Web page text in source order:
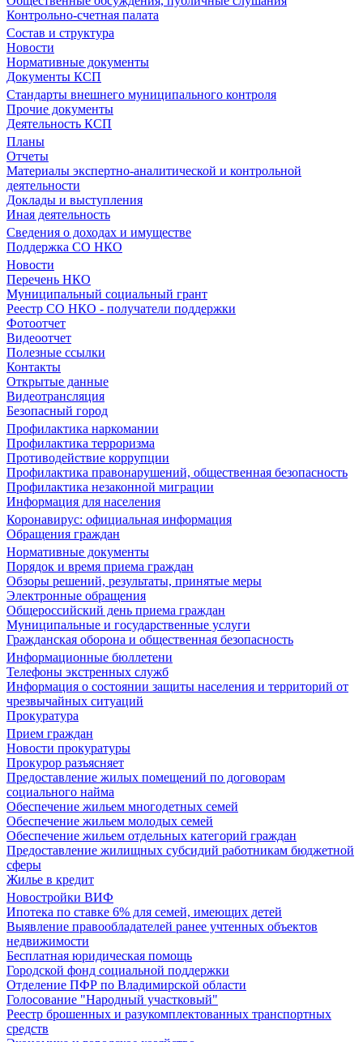
Контрольно-счетная палата
Состав и структура
Новости
Нормативные документы
Документы КСП
Стандарты внешнего муниципального контроля
Прочие документы
Деятельность КСП
Планы
Отчеты
Материалы экспертно-аналитической и контрольной
деятельности
Доклады и выступления
Иная деятельность
Сведения о доходах и имуществе
Поддержка СО НКО
Новости
Перечень НКО
Муниципальный социальный грант
Реестр СО НКО - получатели поддержки
Фотоотчет
Видеоотчет
Полезные ссылки
Контакты
Открытые данные
Видеотрансляция
Безопасный город
Профилактика наркомании
Профилактика терроризма
Противодействие коррупции
Профилактика правонарушений, общественная безопасность
Профилактика незаконной миграции
Информация для населения
Коронавирус: официальная информация
Обращения граждан
Нормативные документы
Порядок и время приема граждан
Обзоры решений, результаты, принятые меры
Электронные обращения
Общероссийский день приема граждан
Муниципальные и государственные услуги
Гражданская оборона и общественная безопасность
Информационные бюллетени
Телефоны экстренных служб
Информация о состоянии защиты населения и территорий от
чрезвычайных ситуаций
Прокуратура
Прием граждан
Новости прокуратуры
Прокурор разъясняет
Предоставление жилых помещений по договорам
социального найма
Обеспечение жильем многодетных семей
Обеспечение жильем молодых семей
Обеспечение жильем отдельных категорий граждан
Предоставление жилищных субсидий работникам бюджетной
сферы
Жилье в кредит
Новостройки ВИФ
Ипотека по ставке 6% для семей, имеющих детей
Выявление правообладателей ранее учтенных объектов
недвижимости
Бесплатная юридическая помощь
Городской фонд социальной поддержки
Отделение ПФР по Владимирской области
Голосование "Народный участковый"
Реестр брошенных и разукомплектованных транспортных
средств